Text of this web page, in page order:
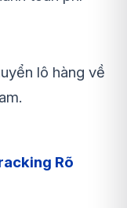
lô hàng về
Rõ